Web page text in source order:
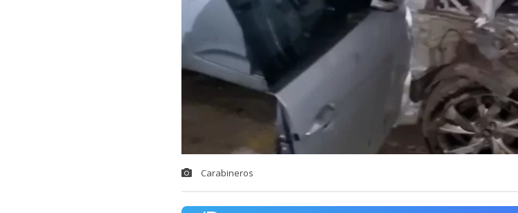
Carabineros